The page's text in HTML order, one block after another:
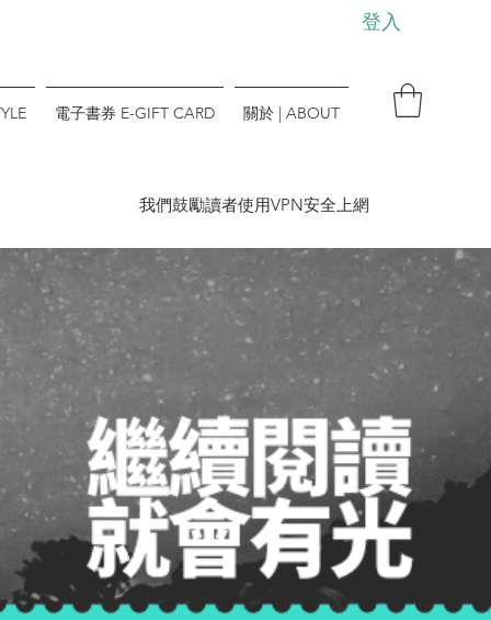
登入
電子書券 E-GIFT CARD 關於 | ABOUT
​我們鼓勵讀者使用VPN安全上網